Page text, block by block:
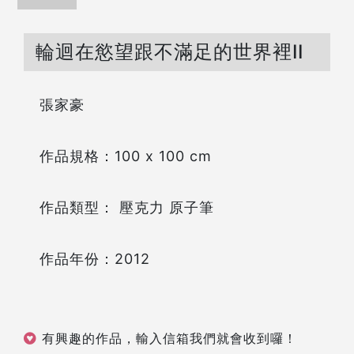
輪迴在慾望跟不滿足的世界裡II
張家豪
作品規格：100 x 100 cm
作品類型： 壓克力 原子筆
作品年份：2012
有興趣的作品，輸入信箱我們就會收到囉！